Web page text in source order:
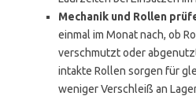
Mechanik und Rollen
einmal im Monat nach, ob
verschmutzt oder
intakte Rollen sorgen für
weniger Verschleiß an